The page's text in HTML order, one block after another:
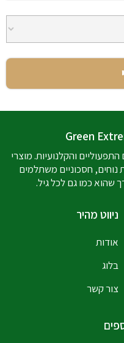
והקלנועיות. מוצרי
חסכוניים משתלמים
כמו גם לכל גיל.
ניווט מהיר
אודות
בלוג
צור קשר